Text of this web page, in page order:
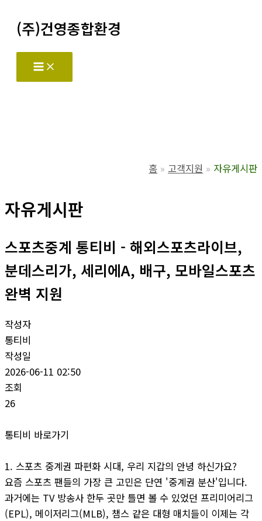
(주)건영종합환경
Main
Menu
홈 고객지원 자유게시판
자유게시판
스포츠중계 통티비 - 해외스포츠라이브,
분데스리가, 세리에A, 배구, 모바일스포츠
완벽 지원
작성자
통티비
작성일
2026-06-11 02:50
조회
26
통티비 바로가기
1. 스포츠 중계권 파편화 시대, 우리 지갑의 안녕 하신가요?
요즘 스포츠 팬들의 가장 큰 고민은 단연 '중계권 분산'입니다.
과거에는 TV 방송사 한두 곳만 틀면 볼 수 있었던 프리미어리그
(EPL), 메이저리그(MLB), 챔스 같은 대형 매치들이 이제는 각